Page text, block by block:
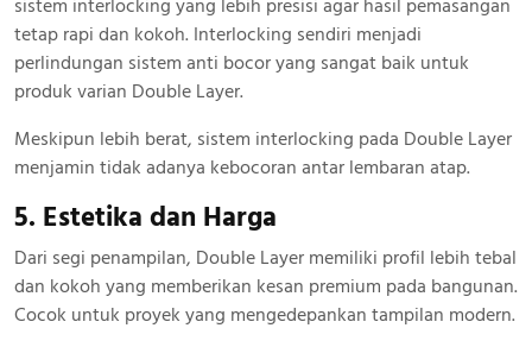
sistem interlocking yang lebih presisi agar hasil pemasangan
tetap rapi dan kokoh. Interlocking sendiri menjadi
perlindungan sistem anti bocor yang sangat baik untuk
produk varian Double Layer.
Meskipun lebih berat, sistem interlocking pada Double Layer
menjamin tidak adanya kebocoran antar lembaran atap.
5. Estetika dan Harga
Dari segi penampilan, Double Layer memiliki profil lebih tebal
dan kokoh yang memberikan kesan premium pada bangunan.
Cocok untuk proyek yang mengedepankan tampilan modern.